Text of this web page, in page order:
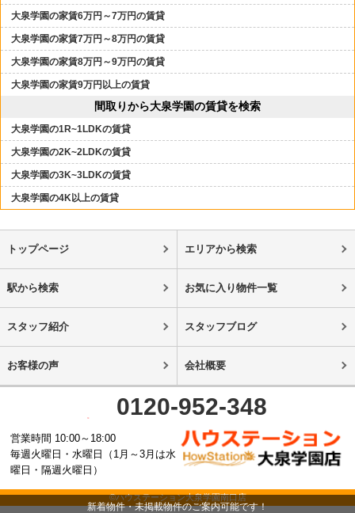
大泉学園の家賃6万円～7万円の賃貸
大泉学園の家賃7万円～8万円の賃貸
大泉学園の家賃8万円～9万円の賃貸
大泉学園の家賃9万円以上の賃貸
間取りから大泉学園の賃貸を検索
大泉学園の1R~1LDKの賃貸
大泉学園の2K~2LDKの賃貸
大泉学園の3K~3LDKの賃貸
大泉学園の4K以上の賃貸
トップページ エリアから検索
駅から検索 お気に入り物件一覧
スタッフ紹介 スタッフブログ
お客様の声 会社概要
0120-952-348
営業時間 10:00～18:00
毎週火曜日・水曜日（1月～3月は水
曜日・隔週火曜日）
©ハウステーション大泉学園南口店
新着物件・未掲載物件のご案内可能です！